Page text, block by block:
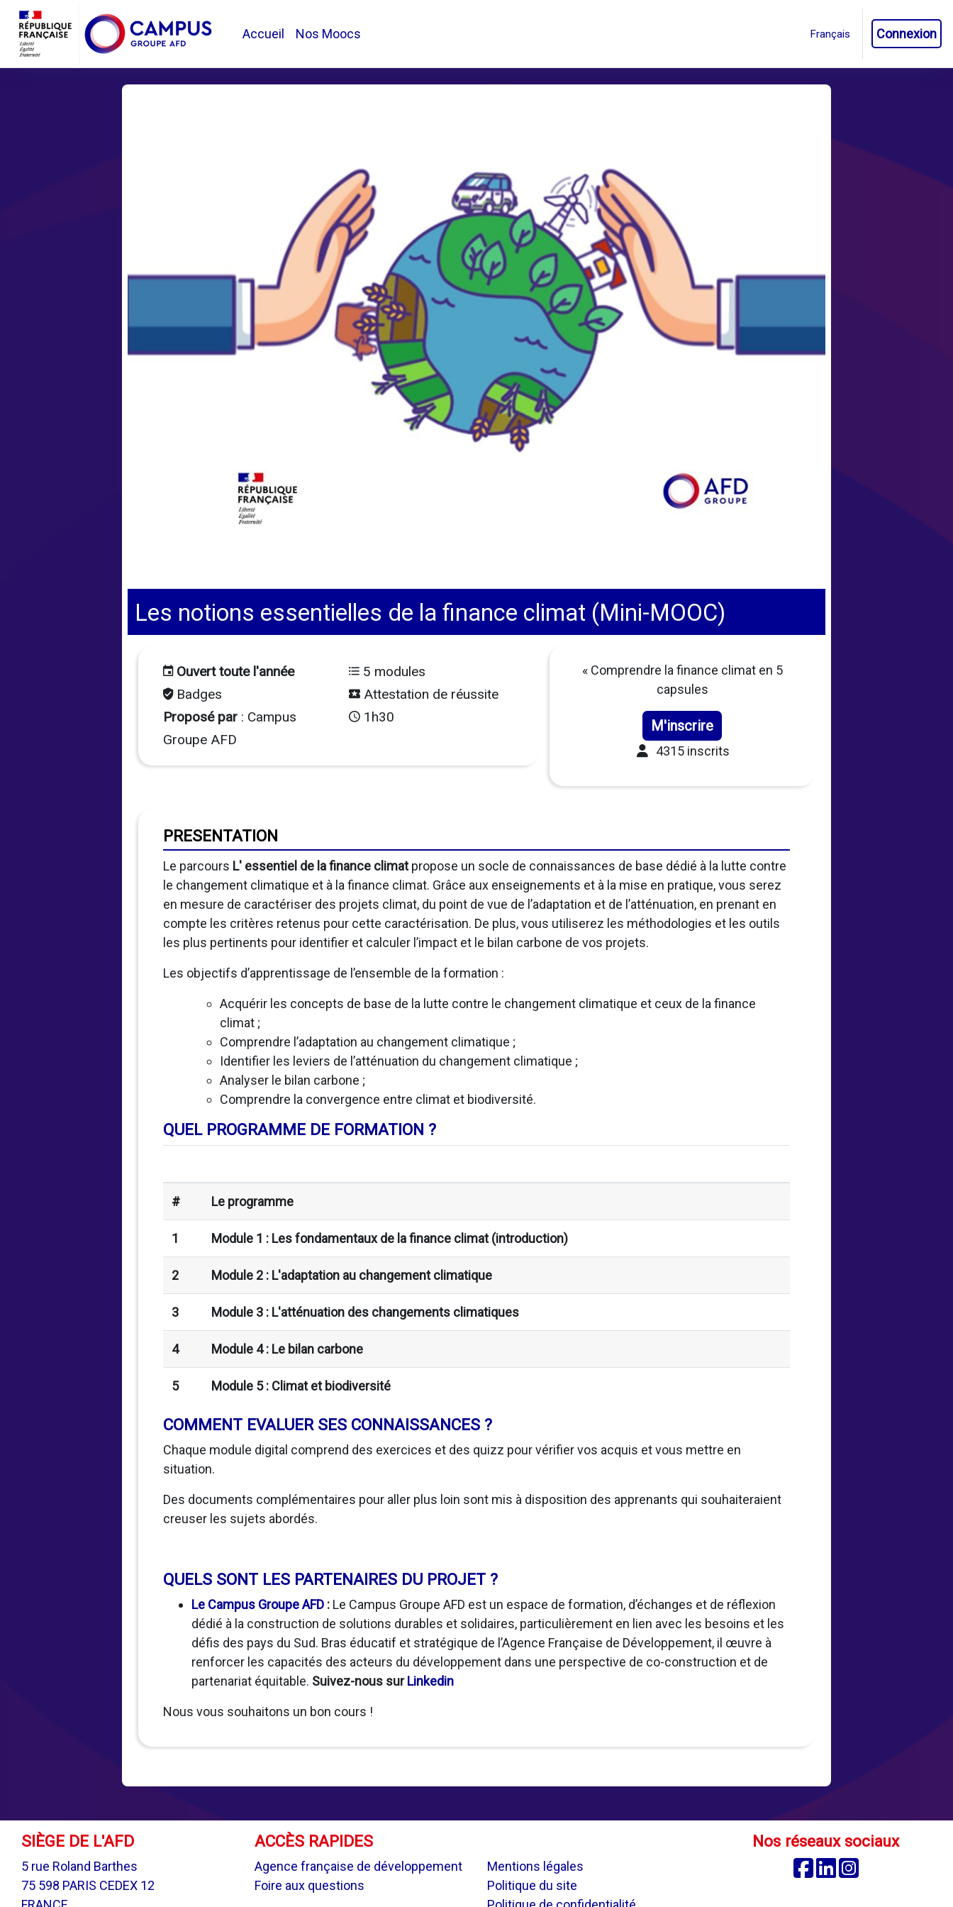
Passer au contenu principal
Accueil
Nos Moocs Connexion
Les notions essentielles de la finance climat (Mini-MOOC)
Ouvert toute l'année
Badges
Proposé par : Campus
Groupe AFD
5 modules
Attestation de réussite
1h30
« Comprendre la finance climat en 5
capsules
M'inscrire
4315 inscrits
PRESENTATION
Le parcours L' essentiel de la finance climatpropose un socle de connaissances de base dédié à la lutte contre
le changement climatique et à la finance climat. Grâce aux enseignements et à la mise en pratique, vous serez
en mesure de caractériser des projets climat, du point de vue de l’adaptation et de l’atténuation, en prenant en
compte les critères retenus pour cette caractérisation. De plus, vous utiliserez les méthodologies et les outils
les plus pertinents pour identifier et calculer l’impact et le bilan carbone de vos projets.
Les objectifs d’apprentissage de l’ensemble de la formation :
Acquérir les concepts de base de la lutte contre le changement climatique et ceux de la finance
climat ;
Comprendre l’adaptation au changement climatique ;
Identifier les leviers de l’atténuation du changement climatique ;
Analyser le bilan carbone ;
Comprendre la convergence entre climat et biodiversité.
QUEL PROGRAMME DE FORMATION ?
# Le programme
1 Module 1 : Les fondamentaux de la finance climat (introduction)
2 Module 2 : L'adaptation au changement climatique
3 Module 3 : L'atténuation des changements climatiques
4 Module 4 : Le bilan carbone
5 Module 5 : Climat et biodiversité
COMMENT EVALUER SES CONNAISSANCES ?
Chaque module digital comprend des exercices et des quizz pour vérifier vos acquis et vous mettre en
situation.
Des documents complémentaires pour aller plus loin sont mis à disposition des apprenants qui souhaiteraient
creuser les sujets abordés.
QUELS SONT LES PARTENAIRES DU PROJET ?
Le Campus Groupe AFD : Le Campus Groupe AFD est un espace de formation, d’échanges et de réflexion
dédié à la construction de solutions durables et solidaires, particulièrement en lien avec les besoins et les
défis des pays du Sud. Bras éducatif et stratégique de l’Agence Française de Développement, il œuvre à
renforcer les capacités des acteurs du développement dans une perspective de co-construction et de
partenariat équitable. Suivez-nous surLinkedin
Nous vous souhaitons un bon cours !
SIÈGE DE L'AFD
5 rue Roland Barthes
75 598 PARIS CEDEX 12
ACCÈS RAPIDES
Agence française de développement
Foire aux questions
Mentions légales
Politique du site
Nos réseaux sociaux
Facebook
Linkedin